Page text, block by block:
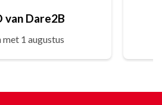
van Dare2B
1 augustus